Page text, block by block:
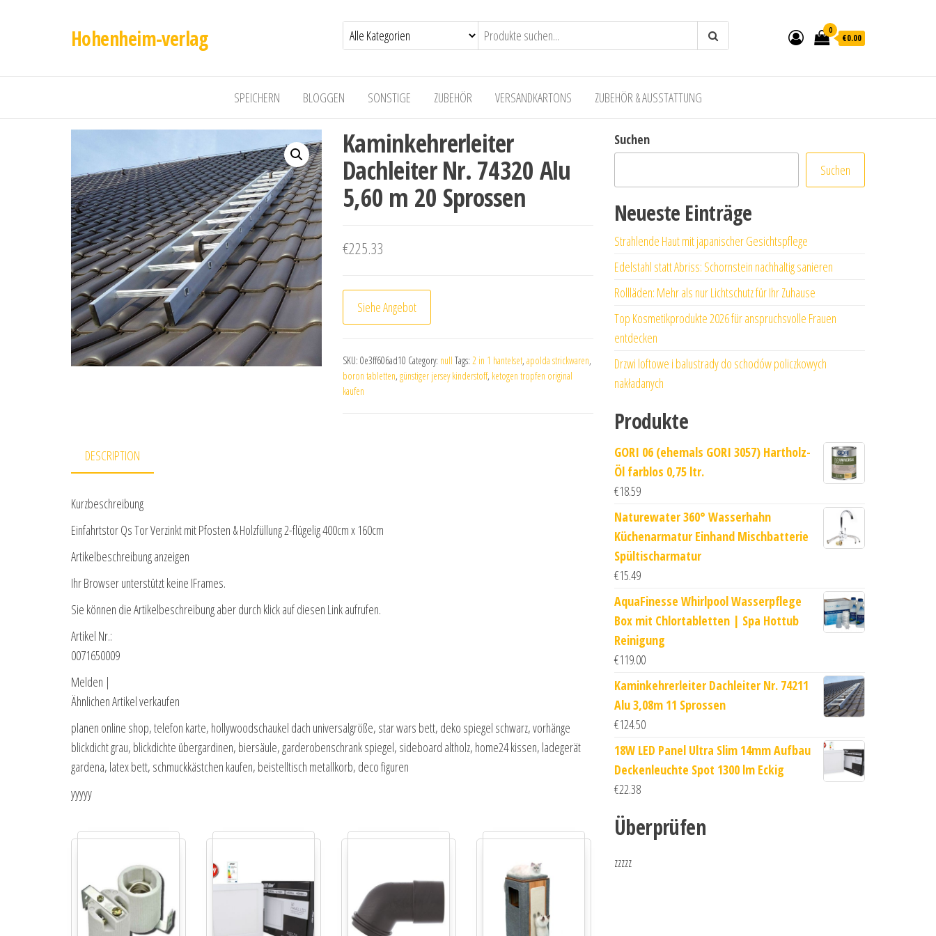
Hohenheim-verlag 0
€0.00
SPEICHERN BLOGGEN SONSTIGE ZUBEHÖR VERSANDKARTONS ZUBEHÖR & AUSSTATTUNG
Kaminkehrerleiter
Dachleiter Nr. 74320 Alu
5,60 m 20 Sprossen
€225.33
Siehe Angebot
SKU: 0e3ff606ad10 Category: null Tags: 2 in 1 hantelset, apolda strickwaren,
boron tabletten, günstiger jersey kinderstoff, ketogen tropfen original
kaufen
DESCRIPTION
Kurzbeschreibung
Einfahrtstor Qs Tor Verzinkt mit Pfosten & Holzfüllung 2-flügelig 400cm x 160cm
Artikelbeschreibung anzeigen
Ihr Browser unterstützt keine IFrames.
Sie können die Artikelbeschreibung aber durch klick auf diesen Link aufrufen.
Artikel Nr.:
0071650009
Melden |
Ähnlichen Artikel verkaufen
planen online shop, telefon karte, hollywoodschaukel dach universalgröße, star wars bett, deko spiegel schwarz, vorhänge
blickdicht grau, blickdichte übergardinen, biersäule, garderobenschrank spiegel, sideboard altholz, home24 kissen, ladegerät
gardena, latex bett, schmuckkästchen kaufen, beistelltisch metallkorb, deco figuren
yyyyy
Suchen
Suchen
Neueste Einträge
Strahlende Haut mit japanischer Gesichtspflege
Edelstahl statt Abriss: Schornstein nachhaltig sanieren
Rollläden: Mehr als nur Lichtschutz für Ihr Zuhause
Top Kosmetikprodukte 2026 für anspruchsvolle Frauen
entdecken
Drzwi loftowe i balustrady do schodów policzkowych
nakładanych
Produkte
GORI 06 (ehemals GORI 3057) Hartholz-
Öl farblos 0,75 ltr.
€18.59
Naturewater 360° Wasserhahn
Küchenarmatur Einhand Mischbatterie
Spültischarmatur
€15.49
AquaFinesse Whirlpool Wasserpflege
Box mit Chlortabletten | Spa Hottub
Reinigung
€119.00
Kaminkehrerleiter Dachleiter Nr. 74211
Alu 3,08m 11 Sprossen
€124.50
18W LED Panel Ultra Slim 14mm Aufbau
Deckenleuchte Spot 1300 lm Eckig
€22.38
Überprüfen
zzzzz